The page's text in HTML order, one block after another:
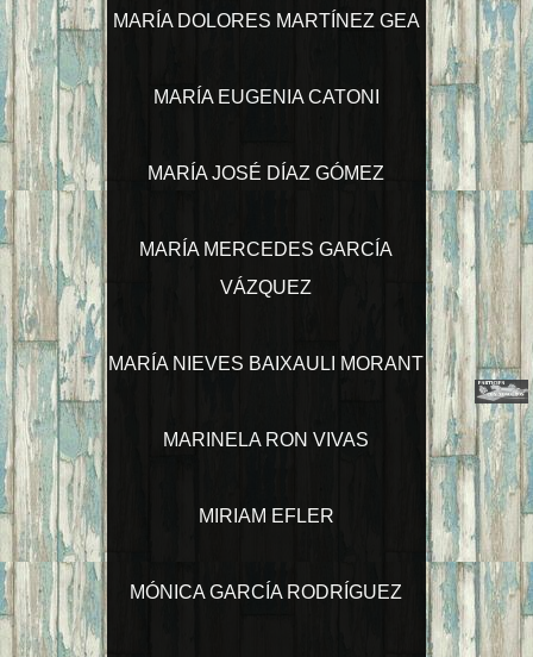
MARÍA DOLORES MARTÍNEZ GEA
MARÍA EUGENIA CATONI
MARÍA JOSÉ DÍAZ GÓMEZ
MARÍA MERCEDES GARCÍA
VÁZQUEZ
MARÍA NIEVES BAIXAULI MORANT
MARINELA RON VIVAS
MIRIAM EFLER
MÓNICA GARCÍA RODRÍGUEZ